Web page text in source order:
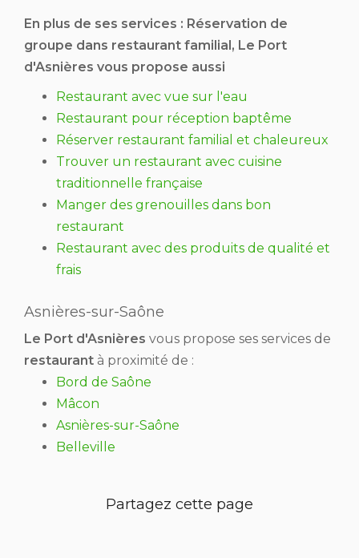
En plus de ses services : Réservation de
groupe dans restaurant familial , Le Port
d'Asnières vous propose aussi
Restaurant avec vue sur l'eau
Restaurant pour réception baptême
Réserver restaurant familial et chaleureux
Trouver un restaurant avec cuisine
traditionnelle française
Manger des grenouilles dans bon
restaurant
Restaurant avec des produits de qualité et
frais
Asnières-sur-Saône
Le Port d'Asnières vous propose ses services de
restaurant à proximité de :
Bord de Saône
Mâcon
Asnières-sur-Saône
Belleville